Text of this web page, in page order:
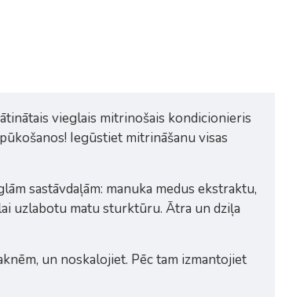
vieglais mitrinošais kondicionieris
Iegūstiet mitrināšanu visas
sastāvdaļām: manuka medus ekstraktu,
uzlabotu matu sturktūru. Ātra un dziļa
un noskalojiet. Pēc tam izmantojiet